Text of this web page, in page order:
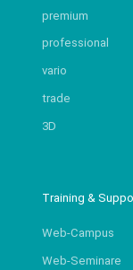
premium
professional
vario
trade
3D
Training &
Web-Campus
Web-Seminare